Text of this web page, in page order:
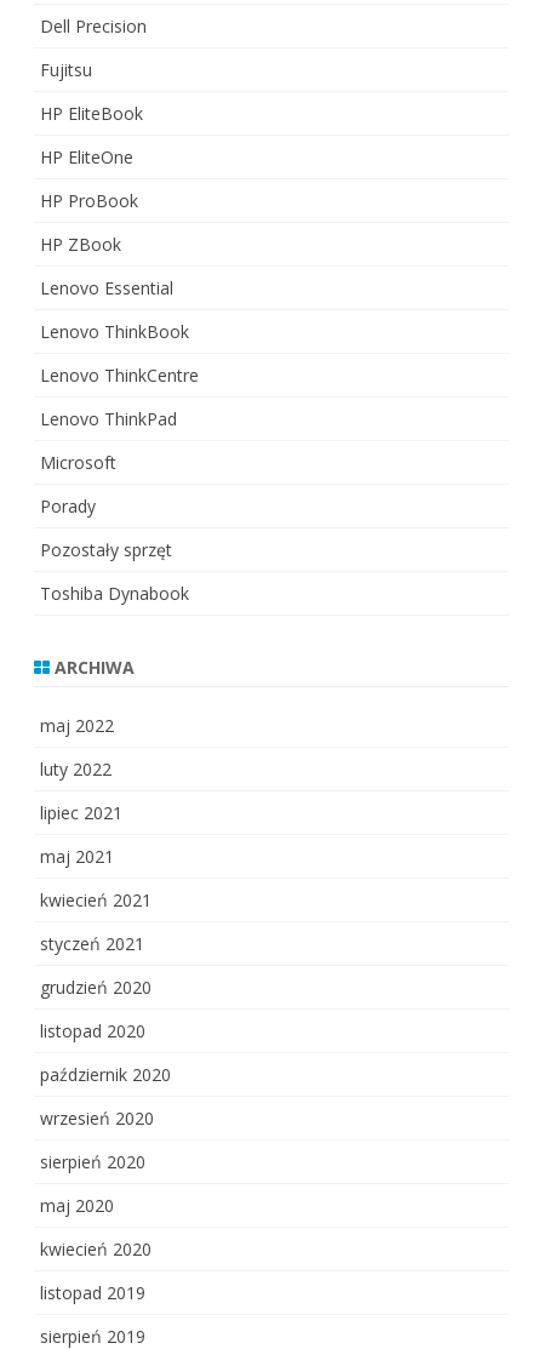
Dell Precision
Fujitsu
HP EliteBook
HP EliteOne
HP ProBook
HP ZBook
Lenovo Essential
Lenovo ThinkBook
Lenovo ThinkCentre
Lenovo ThinkPad
Microsoft
Porady
Pozostały sprzęt
Toshiba Dynabook
ARCHIWA
maj 2022
luty 2022
lipiec 2021
maj 2021
kwiecień 2021
styczeń 2021
grudzień 2020
listopad 2020
październik 2020
wrzesień 2020
sierpień 2020
maj 2020
kwiecień 2020
listopad 2019
sierpień 2019